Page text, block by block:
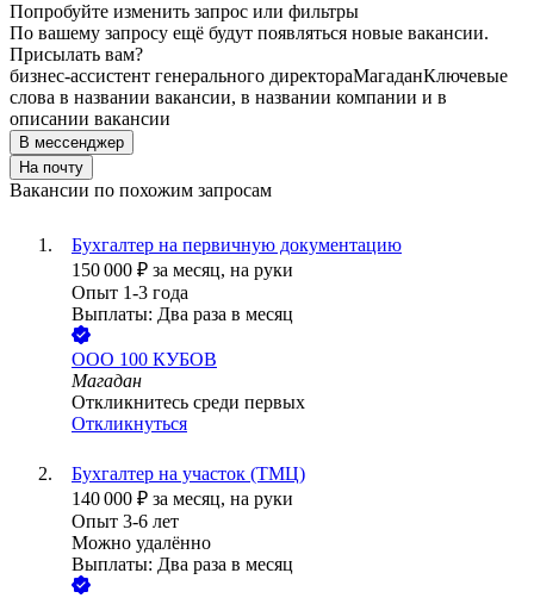
Попробуйте изменить запрос или фильтры
По вашему запросу ещё будут появляться новые вакансии.
Присылать вам?
бизнес-ассистент генерального директораМагаданКлючевые
слова в названии вакансии, в названии компании и в
описании вакансии
В мессенджер
На почту
Вакансии по похожим запросам
Бухгалтер на первичную документацию
150 000 ₽ за месяц, на руки
Опыт 1-3 года
Выплаты: Два раза в месяц
ООО 100 КУБОВ
Магадан
Откликнитесь среди первых
Откликнуться
Бухгалтер на участок (ТМЦ)
140 000 ₽ за месяц, на руки
Опыт 3-6 лет
Можно удалённо
Выплаты: Два раза в месяц